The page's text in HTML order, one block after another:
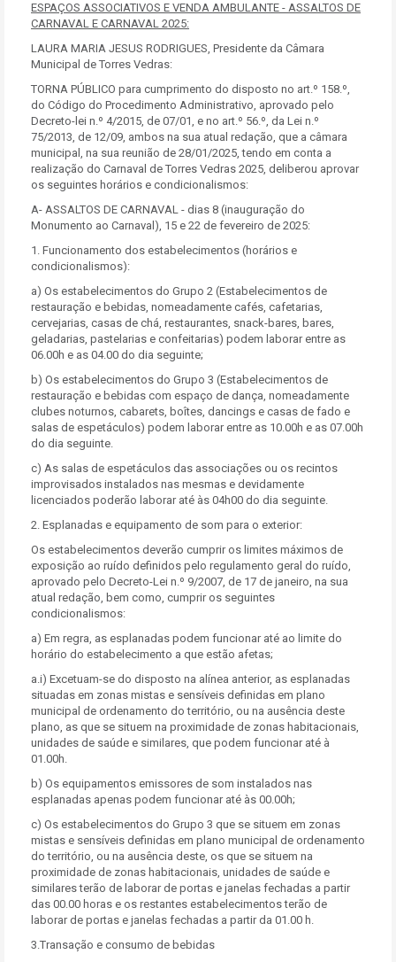
ESPAÇOS ASSOCIATIVOS E VENDA AMBULANTE - ASSALTOS DE
CARNAVAL E CARNAVAL 2025:
LAURA MARIA JESUS RODRIGUES, Presidente da Câmara
Municipal de Torres Vedras:
TORNA PÚBLICO para cumprimento do disposto no art.º 158.º,
do Código do Procedimento Administrativo, aprovado pelo
Decreto-lei n.º 4/2015, de 07/01, e no art.º 56.º, da Lei n.º
75/2013, de 12/09, ambos na sua atual redação, que a câmara
municipal, na sua reunião de 28/01/2025, tendo em conta a
realização do Carnaval de Torres Vedras 2025, deliberou aprovar
os seguintes horários e condicionalismos:
A- ASSALTOS DE CARNAVAL - dias 8 (inauguração do
Monumento ao Carnaval), 15 e 22 de fevereiro de 2025:
1. Funcionamento dos estabelecimentos (horários e
condicionalismos):
a) Os estabelecimentos do Grupo 2 (Estabelecimentos de
restauração e bebidas, nomeadamente cafés, cafetarias,
cervejarias, casas de chá, restaurantes, snack-bares, bares,
geladarias, pastelarias e confeitarias) podem laborar entre as
06.00h e as 04.00 do dia seguinte;
b) Os estabelecimentos do Grupo 3 (Estabelecimentos de
restauração e bebidas com espaço de dança, nomeadamente
clubes noturnos, cabarets, boîtes, dancings e casas de fado e
salas de espetáculos) podem laborar entre as 10.00h e as 07.00h
do dia seguinte.
c) As salas de espetáculos das associações ou os recintos
improvisados instalados nas mesmas e devidamente
licenciados poderão laborar até às 04h00 do dia seguinte.
2. Esplanadas e equipamento de som para o exterior:
Os estabelecimentos deverão cumprir os limites máximos de
exposição ao ruído definidos pelo regulamento geral do ruído,
aprovado pelo Decreto-Lei n.º 9/2007, de 17 de janeiro, na sua
atual redação, bem como, cumprir os seguintes
condicionalismos:
a) Em regra, as esplanadas podem funcionar até ao limite do
horário do estabelecimento a que estão afetas;
a.i) Excetuam-se do disposto na alínea anterior, as esplanadas
situadas em zonas mistas e sensíveis definidas em plano
municipal de ordenamento do território, ou na ausência deste
plano, as que se situem na proximidade de zonas habitacionais,
unidades de saúde e similares, que podem funcionar até à
01.00h.
b) Os equipamentos emissores de som instalados nas
esplanadas apenas podem funcionar até às 00.00h;
c) Os estabelecimentos do Grupo 3 que se situem em zonas
mistas e sensíveis definidas em plano municipal de ordenamento
do território, ou na ausência deste, os que se situem na
proximidade de zonas habitacionais, unidades de saúde e
similares terão de laborar de portas e janelas fechadas a partir
das 00.00 horas e os restantes estabelecimentos terão de
laborar de portas e janelas fechadas a partir da 01.00 h.
3.Transação e consumo de bebidas